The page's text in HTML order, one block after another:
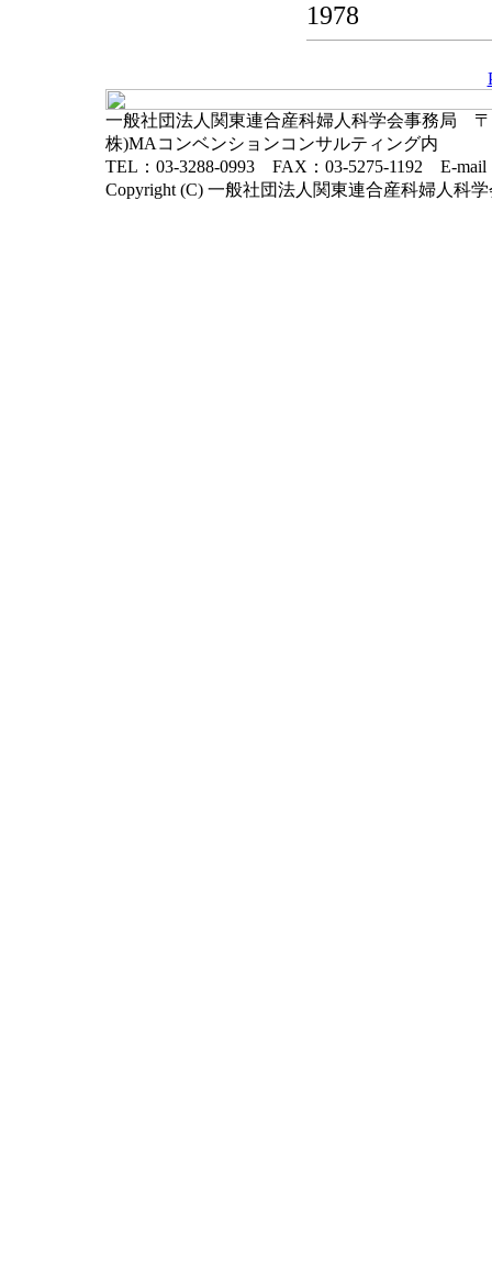
1978
一般社団法人関東連合産科婦人科学会事務局 〒
株)MAコンベンションコンサルティング内
TEL：03-3288-0993 FAX：03-5275-1192 E-mail
Copyright (C) 一般社団法人関東連合産科婦人科